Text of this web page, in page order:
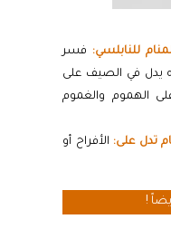
للنابلسي: فسر
يدل في الصيف على
الهموم والغموم
تدل على: الأفراح أو
!